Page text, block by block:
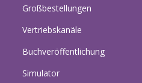
Großbestellungen
Vertriebskanäle
Buchveröffentlichung
Simulator